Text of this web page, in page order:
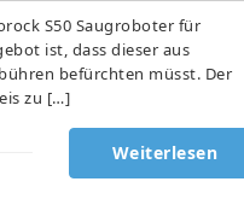
S50 Saugroboter für
ist, dass dieser aus
befürchten müsst. Der
zu […]
Weiterlesen